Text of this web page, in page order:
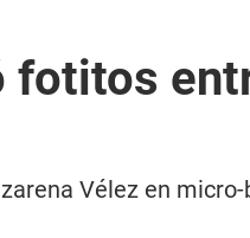
fotitos
Vélez en